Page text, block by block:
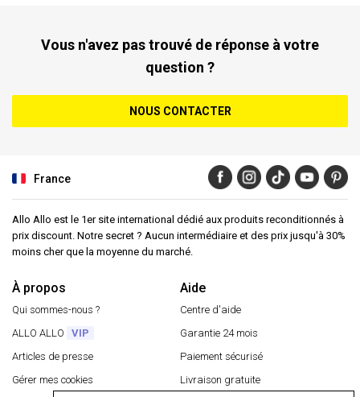
Vous n'avez pas trouvé de réponse à votre
question ?
NOUS CONTACTER
France
Allo Allo est le 1er site international dédié aux produits reconditionnés à
prix discount. Notre secret ? Aucun intermédiaire et des prix jusqu'à 30%
moins cher que la moyenne du marché.
À propos
Qui sommes-nous ?
ALLO ALLO
VIP
Articles de presse
Gérer mes cookies
Aide
Centre d'aide
Garantie 24 mois
Paiement sécurisé
Livraison gratuite